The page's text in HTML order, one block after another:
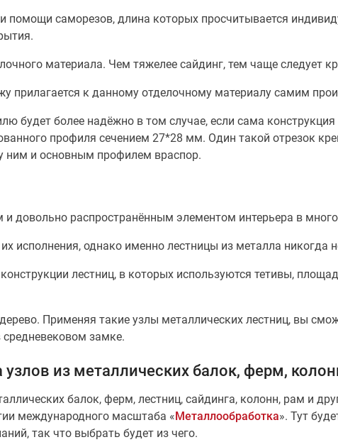
помощи саморезов, длина которых просчитывается
материала. Чем тяжелее сайдинг, тем чаще следует
прилагается к данному отделочному материалу самим
будет более надёжно в том случае, если сама
профиля сечением 27*28 мм. Один такой отрезок
ним и основным профилем враспор.
довольно распространённым элементом интерьера в
исполнения, однако именно лестницы из металла никогда
лестниц, в которых используются тетивы,
Применяя такие узлы металлических лестниц, вы
замке.
из металлических балок, ферм,
балок, ферм, лестниц, сайдинга, колонн, рам и
международного масштаба «Металлообработка». Тут
так что выбрать будет из чего.